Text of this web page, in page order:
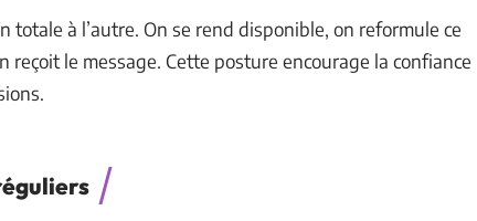
totale à l’autre. On se rend disponible, on reformule ce
reçoit le message. Cette posture encourage la confiance